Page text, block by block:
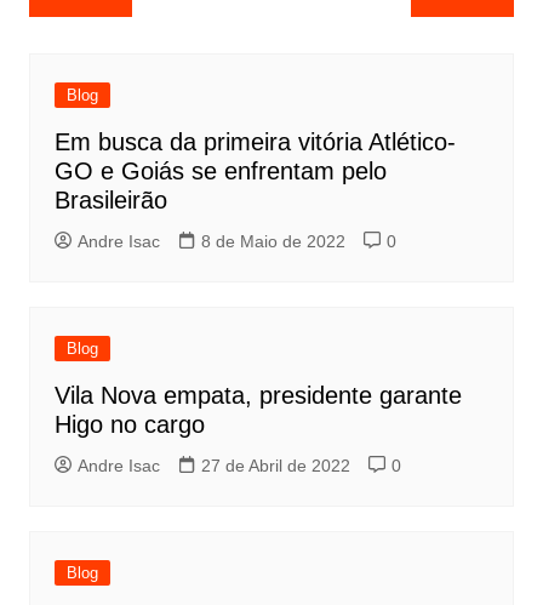
Blog
Em busca da primeira vitória Atlético-
GO e Goiás se enfrentam pelo
Brasileirão
Andre Isac 8 de Maio de 2022 0
Blog
Vila Nova empata, presidente garante
Higo no cargo
Andre Isac 27 de Abril de 2022 0
Blog